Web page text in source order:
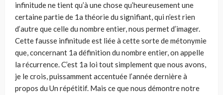
infinitude ne tient qu’à une chose qu’heureusement une
certaine partie de 1a théorie du signifiant, qui n’est rien
d’autre que celle du nombre entier, nous permet d’imager.
Cette fausse infinitude est liée à cette sorte de métonymie
que, concernant 1a définition du nombre entier, on appelle
la récurrence. C’est 1a loi tout simplement que nous avons,
je le crois, puissamment accentuée l’année dernière à
propos du Un répétitif. Mais ce que nous démontre notre